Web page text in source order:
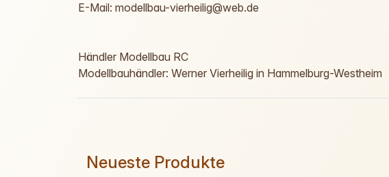
E-Mail: modellbau-vierheilig@web.de
Händler Modellbau RC
Modellbauhändler: Werner Vierheilig in Hammelburg-Westheim
Neueste Produkte